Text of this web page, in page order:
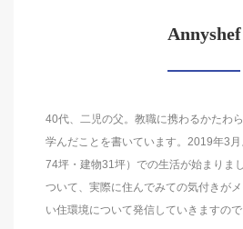
Annyshef
40代、二児の父。教職に携わるかたわ
学んだことを書いています。2019年3
74坪・建物31坪）での生活が始まりま
ついて、実際に住んでみての気付きが
い住環境について発信していきますの